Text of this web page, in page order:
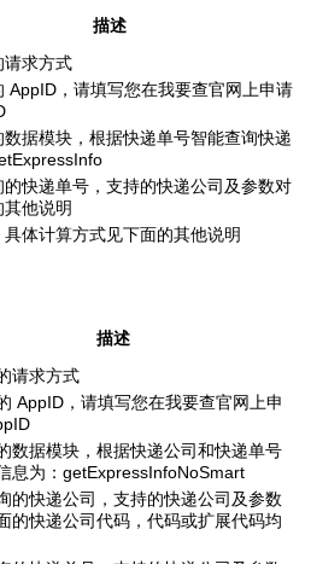
描述
请求方式
AppID，请填写您在我要查官网上申请
数据模块，根据快递单号智能查询快递
的快递单号，支持的快递公司及参数对
他说明
体计算方式见下面的其他说明
描述
请求方式
AppID，请填写您在我要查官网上申
数据模块，根据快递公司和快递单号
息为：getExpressInfoNoSmart
的快递公司，支持的快递公司及参数
的快递公司代码，代码或扩展代码均